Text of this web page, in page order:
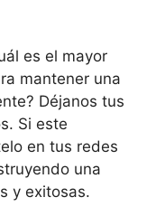
es el mayor
mantener una
Déjanos tus
Si este
en tus redes
una
y exitosas.